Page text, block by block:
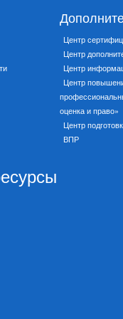
Центр
Центр
Центр
Центр
оценка и право»
Центр
ВПР